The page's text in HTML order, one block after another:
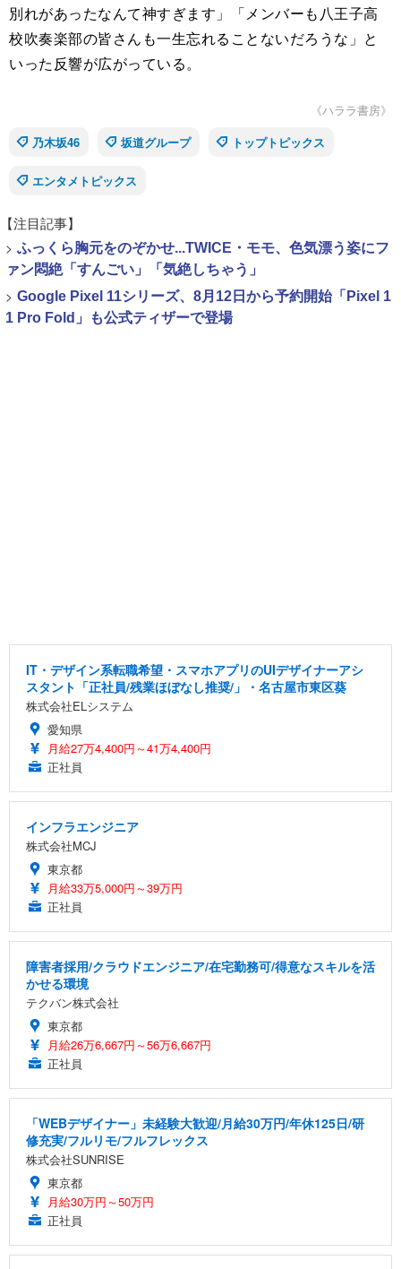
別れがあったなんて神すぎます」「メンバーも八王子高
校吹奏楽部の皆さんも一生忘れることないだろうな」と
いった反響が広がっている。
《ハララ書房》
乃木坂46
坂道グループ トップトピックス
エンタメトピックス
【注目記事】
> ふっくら胸元をのぞかせ...TWICE・モモ、色気漂う姿にフ
ァン悶絶「すんごい」「気絶しちゃう」
> Google Pixel 11シリーズ、8月12日から予約開始「Pixel 1
1 Pro Fold」も公式ティザーで登場
IT・デザイン系転職希望・スマホアプリのUIデザイナーアシ
スタント「正社員/残業ほぼなし推奨/」・名古屋市東区葵
株式会社ELシステム
愛知県
月給27万4,400円～41万4,400円
正社員
インフラエンジニア
株式会社MCJ
東京都
月給33万5,000円～39万円
正社員
障害者採用/クラウドエンジニア/在宅勤務可/得意なスキルを活
かせる環境
テクバン株式会社
東京都
月給26万6,667円～56万6,667円
正社員
「WEBデザイナー」未経験大歓迎/月給30万円/年休125日/研
修充実/フルリモ/フルフレックス
株式会社SUNRISE
東京都
月給30万円～50万円
正社員